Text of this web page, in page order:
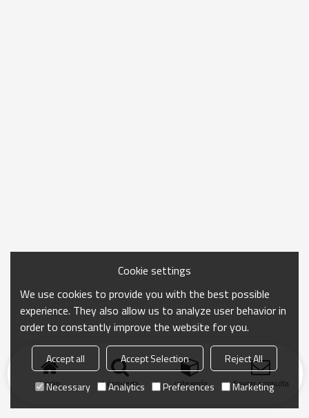
Inicio búsqueda categoría Enviar consulta
Cookie settings
We use cookies to provide you with the best possible
experience. They also allow us to analyze user behavior in
order to constantly improve the website for you.
Accept all Accept Selection
Reject All
Necessary
Analytics Preferences Marketing